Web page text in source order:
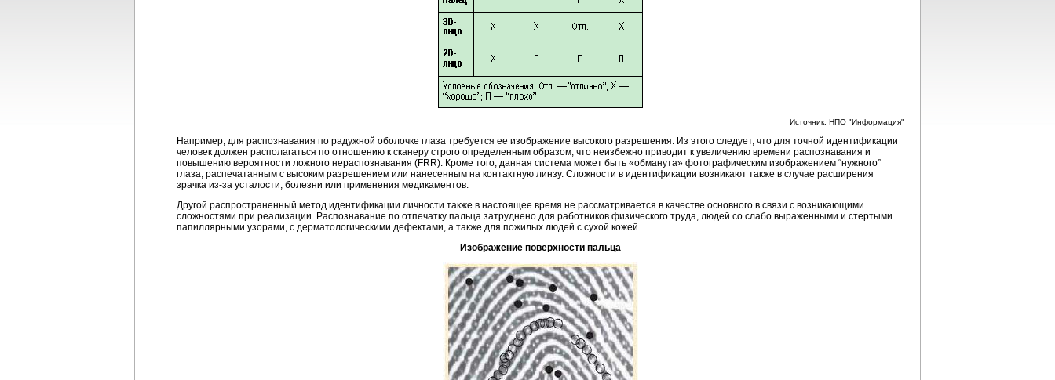
Источник: НПО "Информация"
Например, для распознавания по радужной оболочке глаза требуется ее изображение высокого разрешения. Из этого следует, что для точной идентификации
человек должен располагаться по отношению к сканеру строго определенным образом, что неизбежно приводит к увеличению времени распознавания и
повышению вероятности ложного нераспознавания (FRR). Кроме того, данная система может быть «обманута» фотографическим изображением “нужного”
глаза, распечатанным с высоким разрешением или нанесенным на контактную линзу. Сложности в идентификации возникают также в случае расширения
зрачка из-за усталости, болезни или применения медикаментов.
Другой распространенный метод идентификации личности также в настоящее время не рассматривается в качестве основного в связи с возникающими
сложностями при реализации. Распознавание по отпечатку пальца затруднено для работников физического труда, людей со слабо выраженными и стертыми
папиллярными узорами, с дерматологическими дефектами, а также для пожилых людей с сухой кожей.
Изображение поверхности пальца